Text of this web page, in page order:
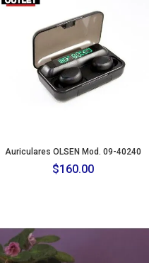
Auriculares OLSEN Mod. 09-40240
$160.00